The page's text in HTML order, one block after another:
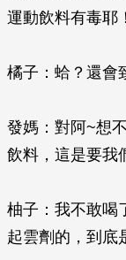
運動飲料有毒耶
橘子：蛤？還會
發媽：對阿~想
飲料，這是要我
柚子：我不敢喝
起雲劑的，到底